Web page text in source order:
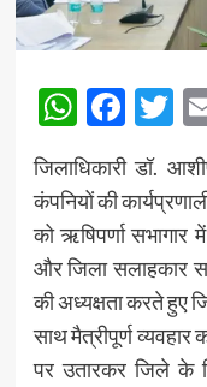
जिलाधिकारी डॉ.
कंपनियों की
को ऋषिपर्णा सभागार
और जिला सलाहकार
की अध्यक्षता करते हुए
साथ मैत्रीपूर्ण
पर उतारकर जिले के